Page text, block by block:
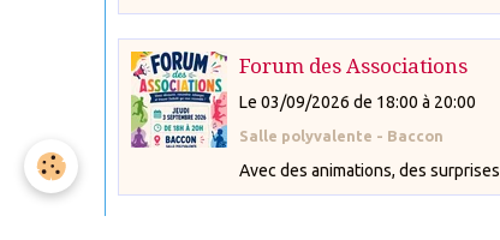
Forum des Associations
Le 03/09/2026 de 18:00 à 20:00
Salle polyvalente - Baccon
Avec des animations, des surprises